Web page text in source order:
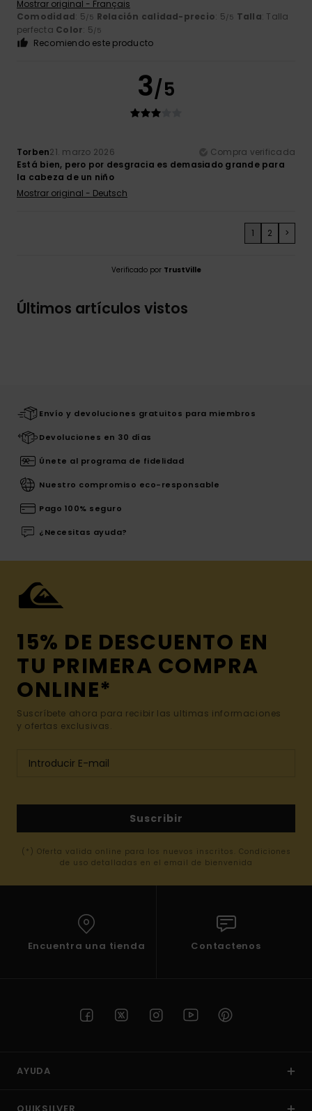
Mostrar original - Français
Comodidad: 5/5 Relación calidad-precio: 5/5 Talla: Talla
perfecta Color: 5/5
Recomiendo este producto
3/5
Torben21. marzo 2026
Compra verificada
Está bien, pero por desgracia es demasiado grande para
la cabeza de un niño
Mostrar original - Deutsch
1 2 >
Verificado por TrustVille
Últimos artículos vistos
Envío y devoluciones gratuitos para miembros
Devoluciones en 30 días
Únete al programa de fidelidad
Nuestro compromiso eco-responsable
Pago 100% seguro
¿Necesitas ayuda?
15% DE DESCUENTO EN
TU PRIMERA COMPRA
ONLINE*
Suscríbete ahora para recibir las ultimas informaciones
y ofertas exclusivas.
Suscribir
(*) Oferta valida online para los nuevos inscritos. Condiciones
de uso detalladas en el email de bienvenida
Encuentra una tienda Contactenos
AYUDA